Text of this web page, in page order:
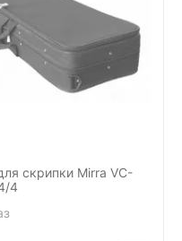
скрипки Mirra VC-
4